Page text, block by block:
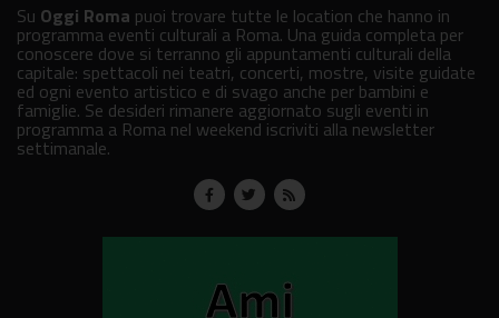
Su Oggi Roma puoi trovare tutte le location che hanno in
programma eventi culturali a Roma. Una guida completa per
conoscere dove si terranno gli appuntamenti culturali della
capitale: spettacoli nei teatri, concerti, mostre, visite guidate
ed ogni evento artistico e di svago anche per bambini e
famiglie. Se desideri rimanere aggiornato sugli eventi in
programma a Roma nel weekend iscriviti alla newsletter
settimanale.